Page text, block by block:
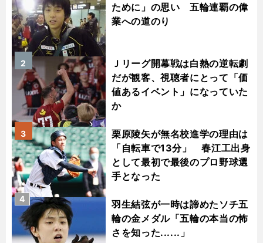
ために」の思い 五輪連覇の偉
業への道のり
Ｊリーグ開幕戦は白熱の逆転劇
だが観客、視聴者にとって「価
値あるイベント」になっていた
か
2
栗原陵矢が無名校進学の理由は
「自転車で13分」 春江工出身
として最初で最後のプロ野球選
手となった
3
羽生結弦が一時は諦めたソチ五
輪の金メダル「五輪の本当の怖
さを知った......」
4